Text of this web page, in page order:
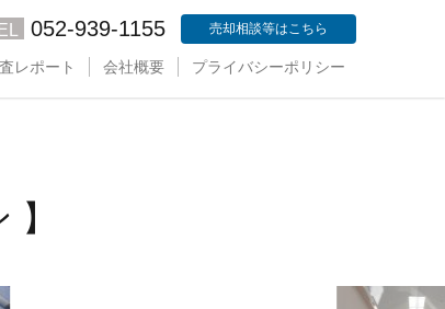
052-939-1155 売却相談等はこちら
レポート 会社概要 プライバシーポリシー